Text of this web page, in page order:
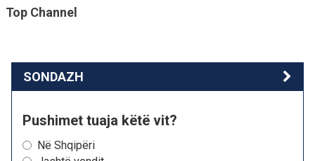
Top Channel
SONDAZH
Pushimet tuaja këtë vit?
Në Shqipëri